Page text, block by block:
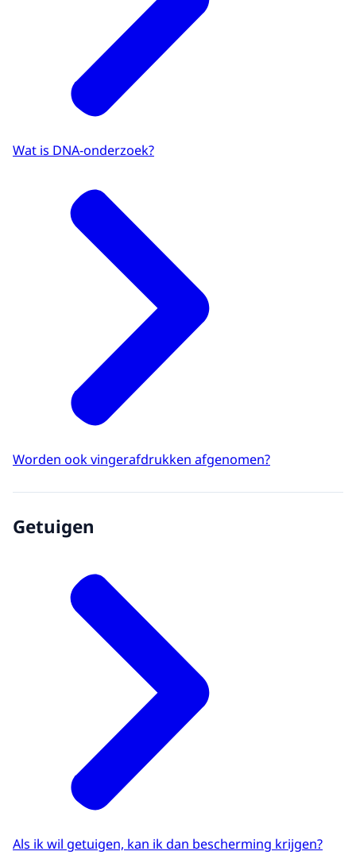
Wat is DNA-onderzoek?
Worden ook vingerafdrukken afgenomen?
Getuigen
Als ik wil getuigen, kan ik dan bescherming krijgen?